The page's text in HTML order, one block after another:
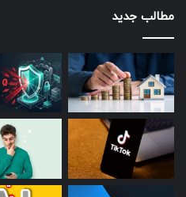
مطالب جدید